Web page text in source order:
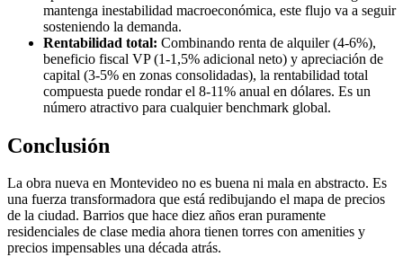
mantenga inestabilidad macroeconómica, este flujo va a seguir
sosteniendo la demanda.
Rentabilidad total: Combinando renta de alquiler (4-6%),
beneficio fiscal VP (1-1,5% adicional neto) y apreciación de
capital (3-5% en zonas consolidadas), la rentabilidad total
compuesta puede rondar el 8-11% anual en dólares. Es un
número atractivo para cualquier benchmark global.
Conclusión
La obra nueva en Montevideo no es buena ni mala en abstracto. Es
una fuerza transformadora que está redibujando el mapa de precios
de la ciudad. Barrios que hace diez años eran puramente
residenciales de clase media ahora tienen torres con amenities y
precios impensables una década atrás.